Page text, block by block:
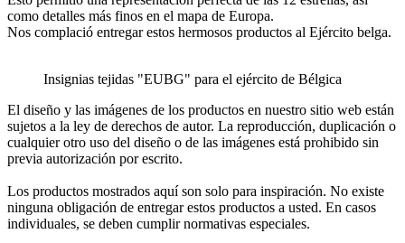
como detalles más finos en el mapa de Europa.
Nos complació entregar estos hermosos productos al Ejército belga.
Insignias tejidas "EUBG" para el ejército de Bélgica
El diseño y las imágenes de los productos en nuestro sitio web están
sujetos a la ley de derechos de autor. La reproducción, duplicación o
cualquier otro uso del diseño o de las imágenes está prohibido sin
previa autorización por escrito.
Los productos mostrados aquí son solo para inspiración. No existe
ninguna obligación de entregar estos productos a usted. En casos
individuales, se deben cumplir normativas especiales.